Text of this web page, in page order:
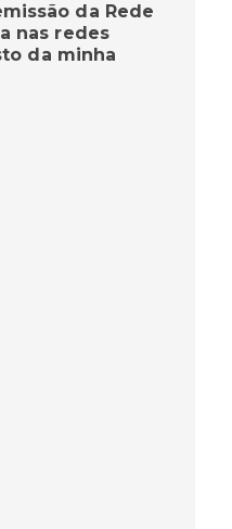
da Rede
nas redes
da minha